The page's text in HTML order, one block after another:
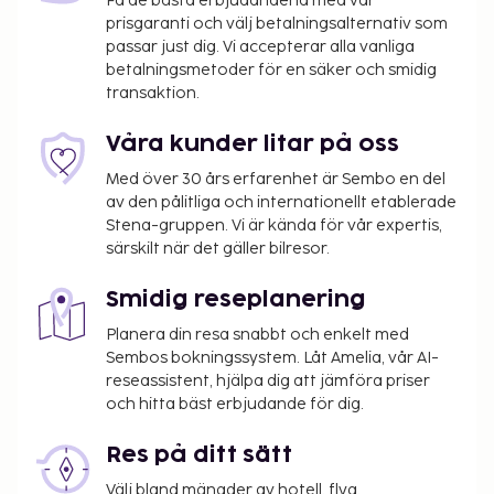
stranden och få tillgång till utomhustennisbanor
och utomhuspool. Boendet har även gratis wi-fi,
conciergetjänster och barnpassning mot en avgift.
boendets buss (avgift tillkommer). På detta hotell
kan du äta något gott på deras restaurang vid
stranden. Du kan även njuta av den vackra utsikten
över trädgården och inta middag under bar himmel
om vädret tillåter. Vill du ta det lugnt går det
(under begränsade tider). Avsluta dagen med en
drink på boendets bar eller bar vid poolen. Här
erbjuds en gratis frukostbuffé dagligen mellan 07.30
Du kommer att ombes att betala följande avgifter
skatter:
prisgaranti och välj betalningsalternativ som
passar just dig. Vi accepterar alla vanliga
betalningsmetoder för en säker och smidig
transaktion.
Våra kunder litar på oss
Med över 30 års erfarenhet är Sembo en del
av den pålitliga och internationellt etablerade
Stena-gruppen. Vi är kända för vår expertis,
särskilt när det gäller bilresor.
Smidig reseplanering
Planera din resa snabbt och enkelt med
Sembos bokningssystem. Låt Amelia, vår AI-
reseassistent, hjälpa dig att jämföra priser
och hitta bäst erbjudande för dig.
Res på ditt sätt
Välj bland mängder av hotell, flyg,